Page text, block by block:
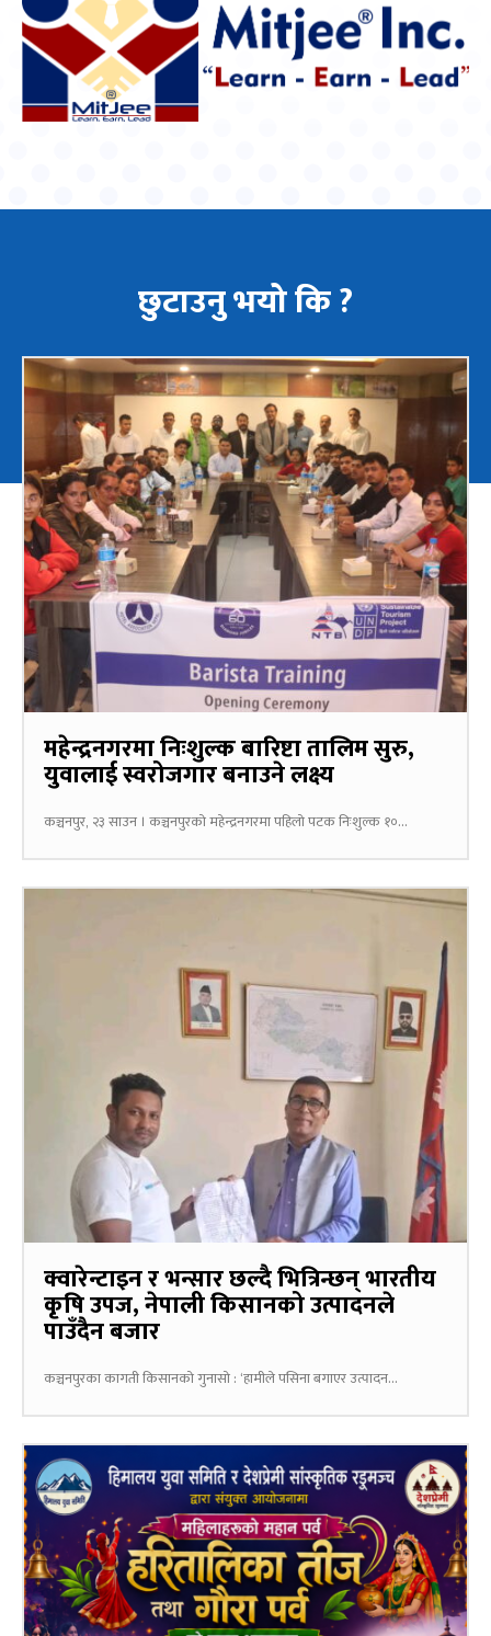
छुटाउनु भयो कि ?
महेन्द्रनगरमा निःशुल्क बारिष्टा तालिम सुरु,
युवालाई स्वरोजगार बनाउने लक्ष्य
कञ्चनपुर, २३ साउन । कञ्चनपुरको महेन्द्रनगरमा पहिलो पटक निःशुल्क १०...
क्वारेन्टाइन र भन्सार छल्दै भित्रिन्छन् भारतीय
कृषि उपज, नेपाली किसानको उत्पादनले
पाउँदैन बजार
कञ्चनपुरका कागती किसानको गुनासो : ‘हामीले पसिना बगाएर उत्पादन...